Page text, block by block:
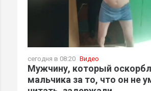
сегодня в 08:20 Видео
Мужчину, который
мальчика за то, что он не